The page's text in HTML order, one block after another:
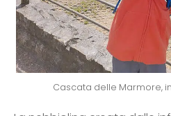
Cascata delle Marmore,